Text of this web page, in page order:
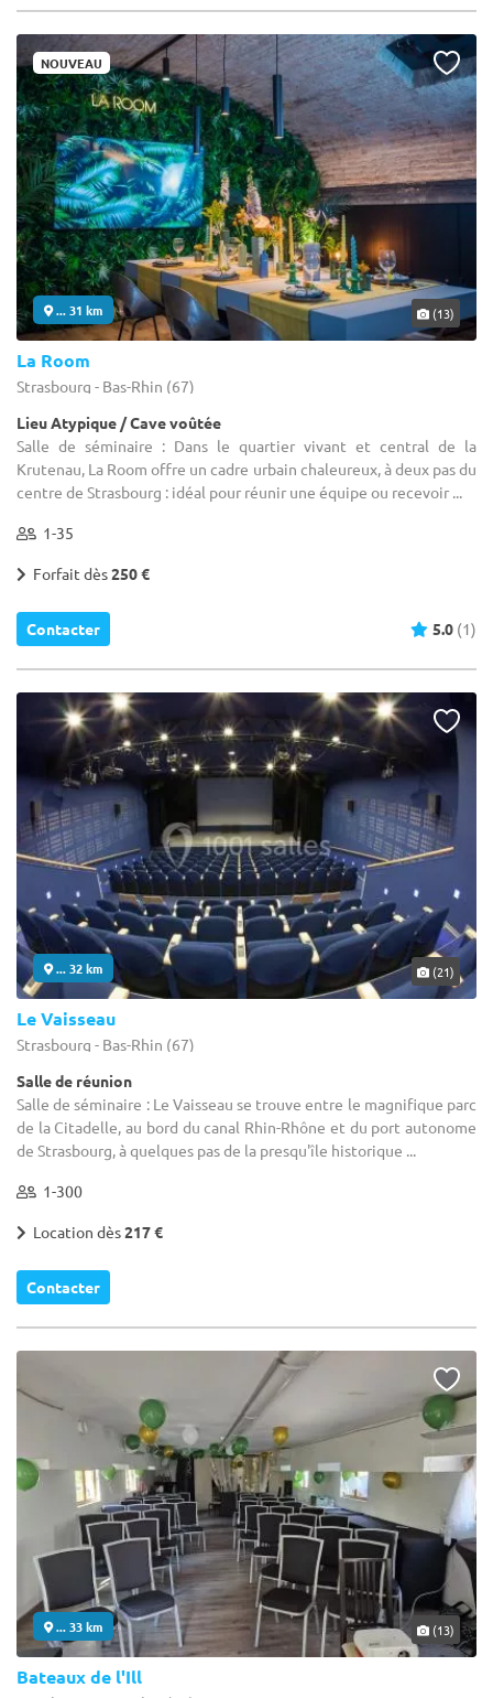
NOUVEAU
... 31 km (13)
La Room
Strasbourg - Bas-Rhin (67)
Lieu Atypique / Cave voûtée
Salle de séminaire : Dans le quartier vivant et central de la
Krutenau, La Room offre un cadre urbain chaleureux, à deux pas du
centre de Strasbourg : idéal pour réunir une équipe ou recevoir ...
1-35
Forfait dès250 €
Contacter 5.0 (1)
... 32 km (21)
Le Vaisseau
Strasbourg - Bas-Rhin (67)
Salle de réunion
Salle de séminaire : Le Vaisseau se trouve entre le magnifique parc
de la Citadelle, au bord du canal Rhin-Rhône et du port autonome
de Strasbourg, à quelques pas de la presqu'île historique ...
1-300
Location dès217 €
Contacter
... 33 km (13)
Bateaux de l'Ill